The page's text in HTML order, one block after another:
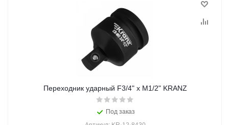
Переxодник ударный F3/4" x M1/2" KRANZ
Под заказ